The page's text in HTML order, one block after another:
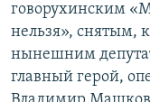
говорухинским
нельзя», снятым,
нынешним
главный герой,